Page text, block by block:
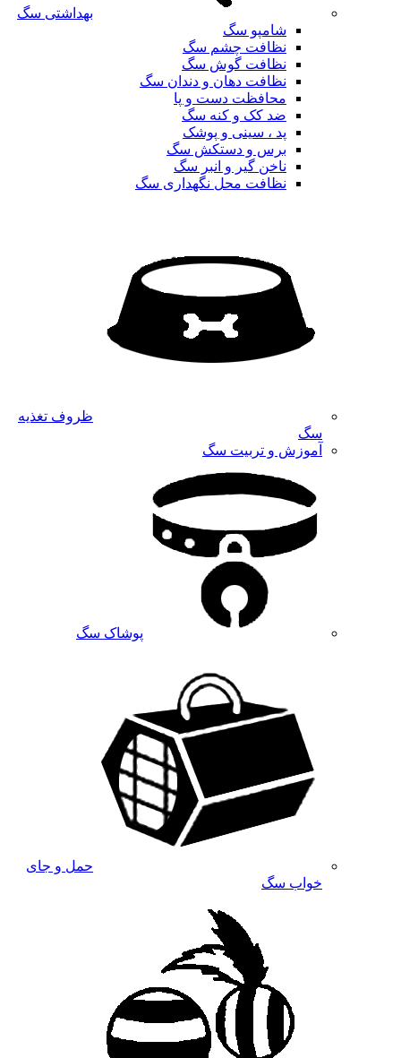
بهداشتی سگ
شامپو سگ
نظافت چشم سگ
نظافت گوش سگ
نظافت دهان و دندان سگ
محافظت دست و پا
ضد کک و کنه سگ
پد ، سینی و پوشک
برس و دستکش سگ
ناخن گیر و انبر سگ
نظافت محل نگهداری سگ
ظروف تغذیه
سگ
آموزش و تربیت سگ
پوشاک سگ
حمل و جای
خواب سگ